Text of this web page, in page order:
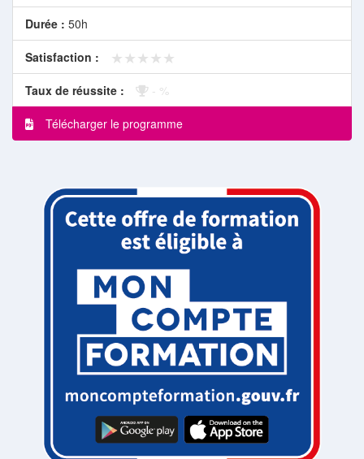
Durée : 50h
Satisfaction : ★★★★★
★★★★★
Taux de réussite : - %
Télécharger le programme